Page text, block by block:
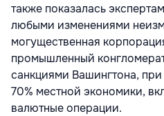
также показалась
любыми изменениями
могущественная
промышленный
санкциями Вашингтона,
70% местной экономики,
валютные операции.